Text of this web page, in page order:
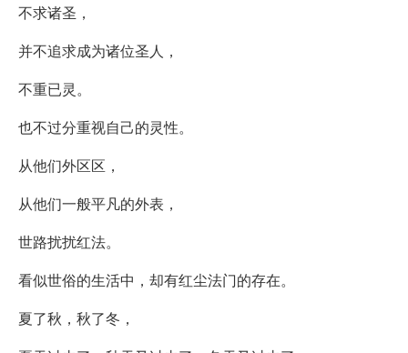
不求诸圣，
并不追求成为诸位圣人，
不重已灵。
也不过分重视自己的灵性。
从他们外区区，
从他们一般平凡的外表，
世路扰扰红法。
看似世俗的生活中，却有红尘法门的存在。
夏了秋，秋了冬，